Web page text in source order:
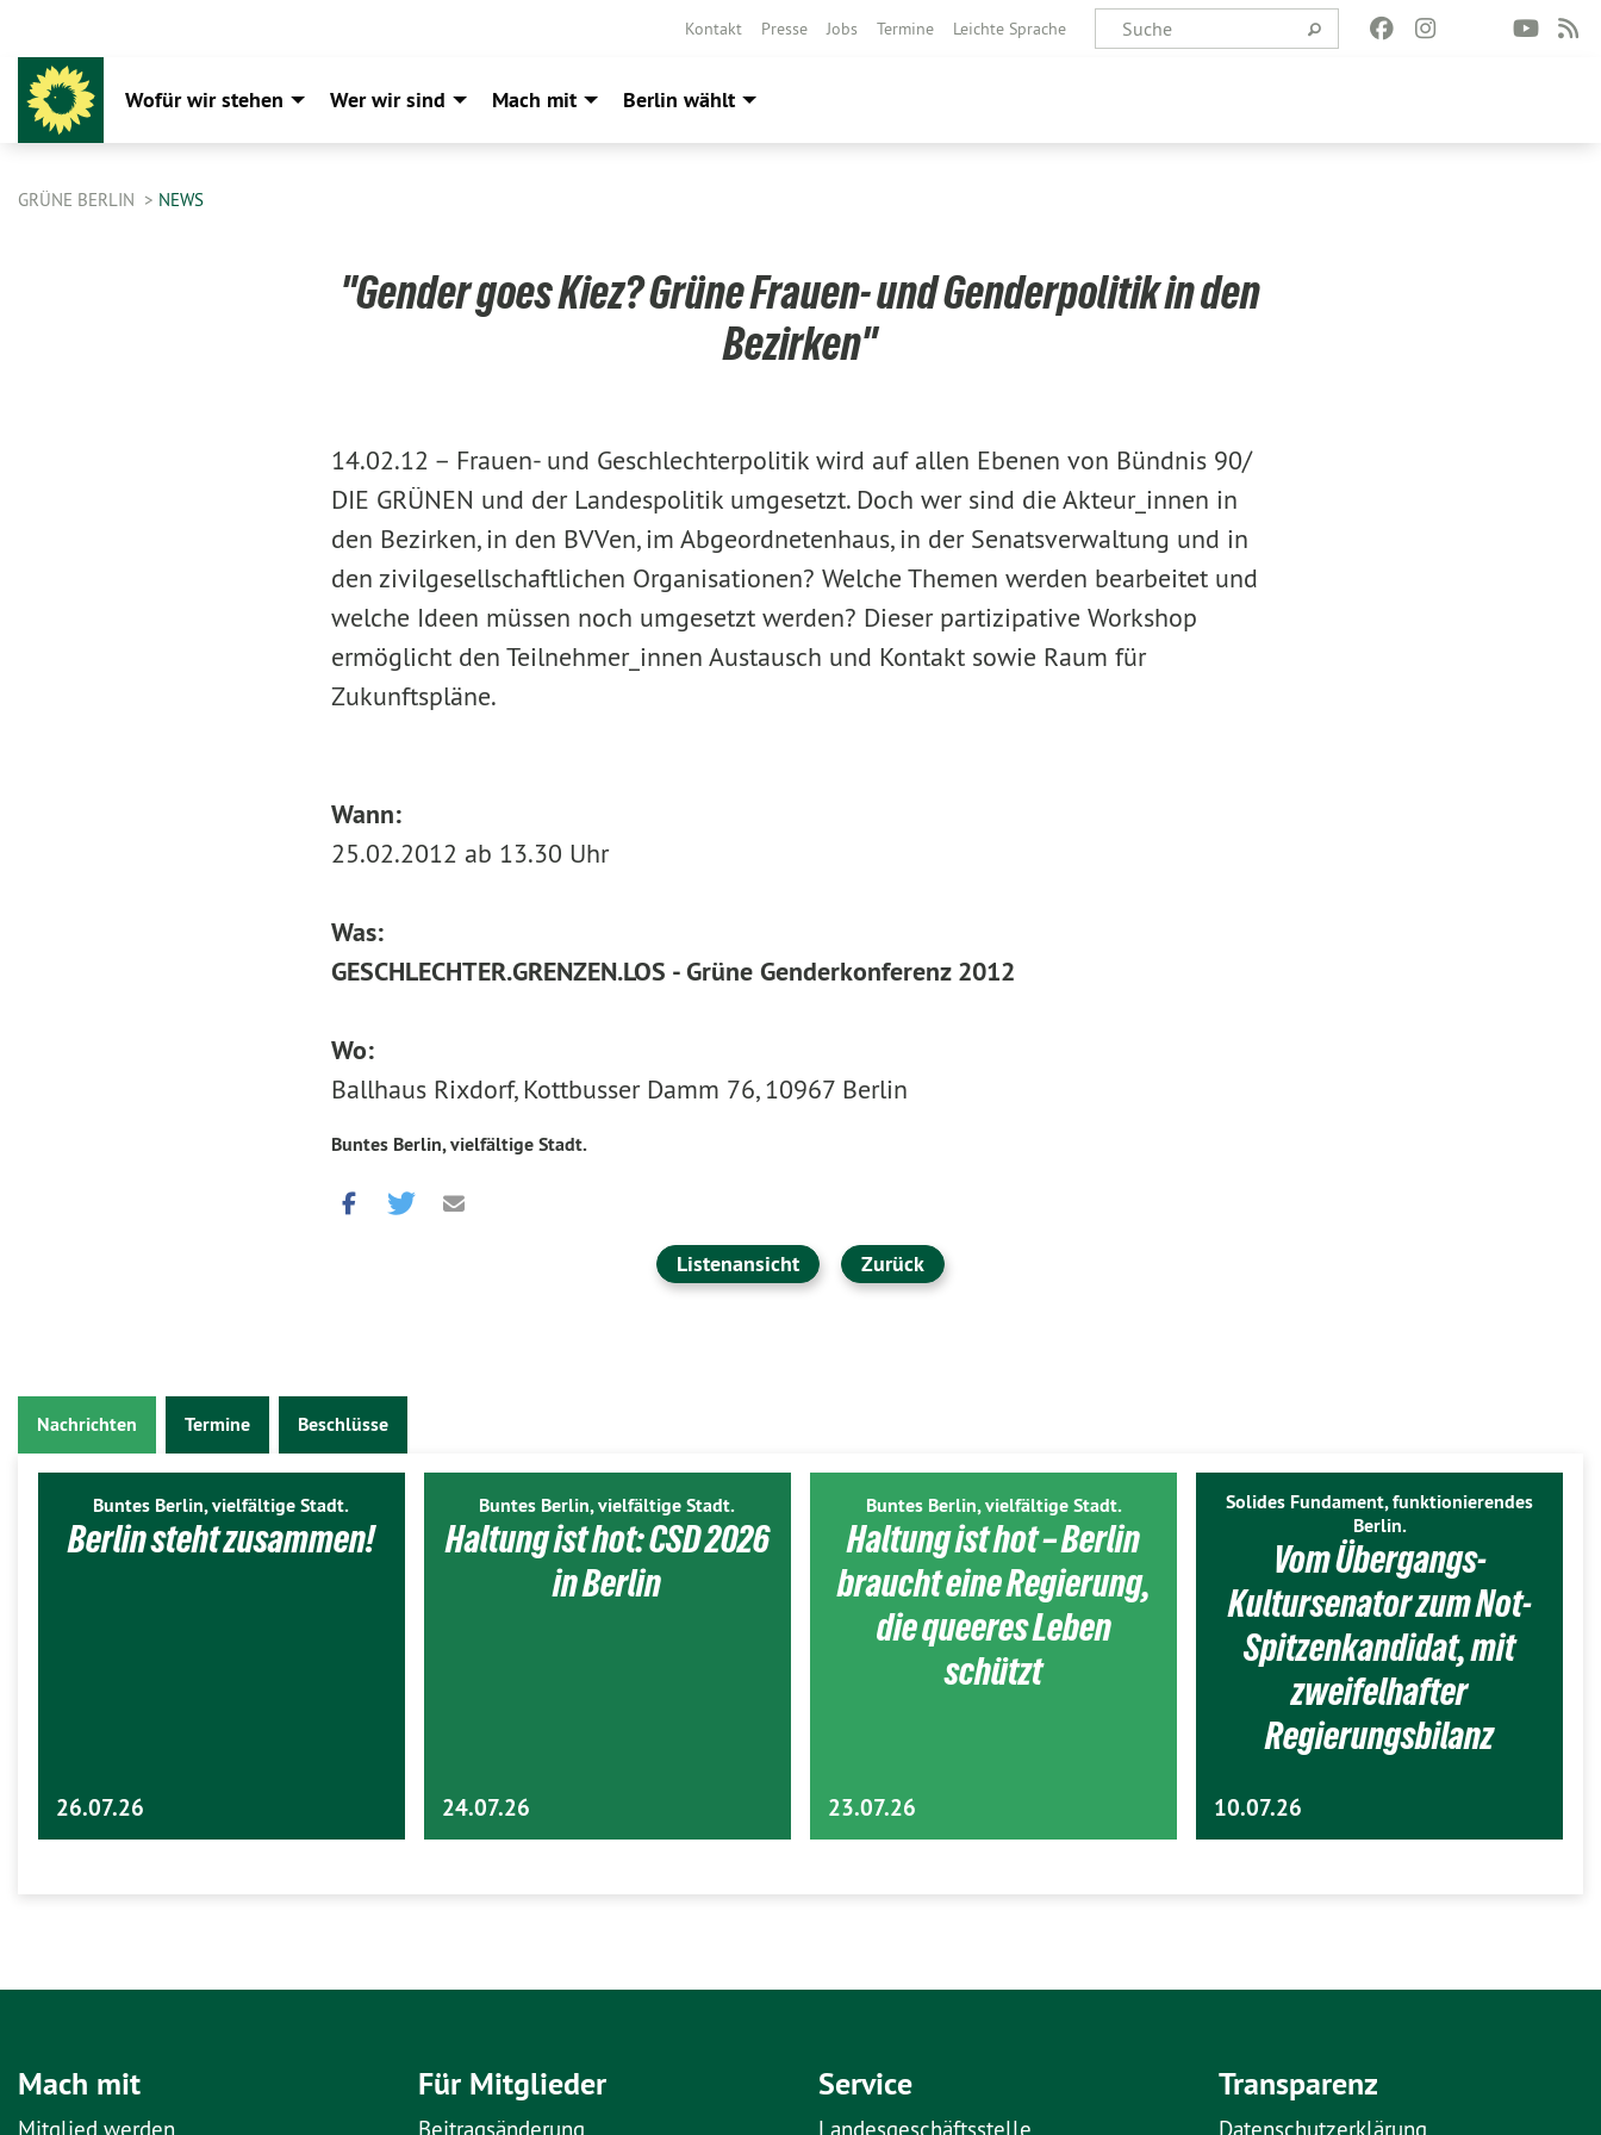
Kontakt Presse Jobs Termine Leichte Sprache
Wofür wir stehen Wer wir sind Mach mit Berlin wählt
GRÜNE BERLIN NEWS
"Gender goes Kiez? Grüne Frauen- und Genderpolitik in den
Bezirken"
14.02.12 – Frauen- und Geschlechterpolitik wird auf allen Ebenen von Bündnis 90/
DIE GRÜNEN und der Landespolitik umgesetzt. Doch wer sind die Akteur_innen in
den Bezirken, in den BVVen, im Abgeordnetenhaus, in der Senatsverwaltung und in
den zivilgesellschaftlichen Organisationen? Welche Themen werden bearbeitet und
welche Ideen müssen noch umgesetzt werden? Dieser partizipative Workshop
ermöglicht den Teilnehmer_innen Austausch und Kontakt sowie Raum für
Zukunftspläne.
Wann:
25.02.2012 ab 13.30 Uhr
Was:
GESCHLECHTER.GRENZEN.LOS - Grüne Genderkonferenz 2012
Wo:
Ballhaus Rixdorf, Kottbusser Damm 76, 10967 Berlin
Buntes Berlin, vielfältige Stadt.
Listenansicht Zurück
Nachrichten Termine Beschlüsse
Buntes Berlin, vielfältige Stadt.
Berlin steht zusammen!
26.07.26
Buntes Berlin, vielfältige Stadt.
Haltung ist hot: CSD 2026
in Berlin
24.07.26
Buntes Berlin, vielfältige Stadt.
Haltung ist hot – Berlin
braucht eine Regierung,
die queeres Leben
schützt
23.07.26
Solides Fundament, funktionierendes
Berlin.
Vom Übergangs-
Kultursenator zum Not-
Spitzenkandidat, mit
zweifelhafter
Regierungsbilanz
10.07.26
Mach mit Für Mitglieder Service Transparenz